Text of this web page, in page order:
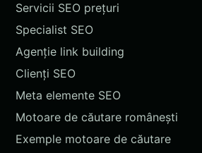
Servicii SEO prețuri
Specialist SEO
Agenție link building
Clienți SEO
Meta elemente SEO
Motoare de căutare românești
Exemple motoare de căutare